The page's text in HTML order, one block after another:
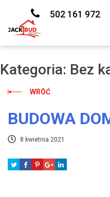
502 161 972
Kategoria: Bez
WRÓĆ
BUDOWA
8 kwietnia 2021